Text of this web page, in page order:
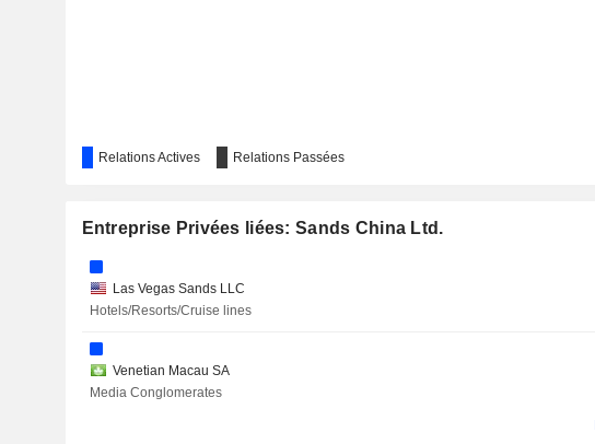
Relations Actives Relations Passées
Entreprise Privées liées: Sands China Ltd.
Las Vegas Sands LLC
Hotels/Resorts/Cruise lines
Venetian Macau SA
Media Conglomerates